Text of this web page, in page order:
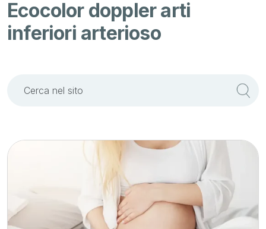
Ecocolor doppler arti
inferiori arterioso